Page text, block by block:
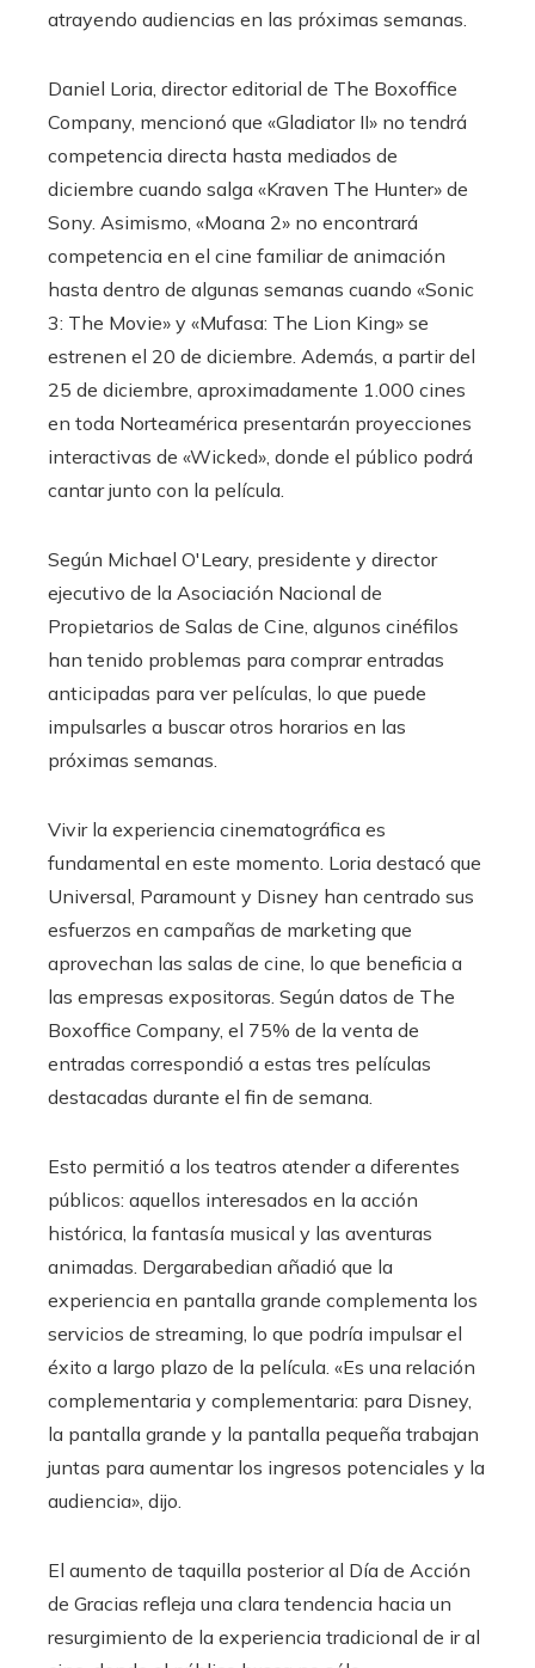
atrayendo audiencias en las próximas semanas.
Daniel Loria, director editorial de The Boxoffice
Company, mencionó que «Gladiator II» no tendrá
competencia directa hasta mediados de
diciembre cuando salga «Kraven The Hunter» de
Sony. Asimismo, «Moana 2» no encontrará
competencia en el cine familiar de animación
hasta dentro de algunas semanas cuando «Sonic
3: The Movie» y «Mufasa: The Lion King» se
estrenen el 20 de diciembre. Además, a partir del
25 de diciembre, aproximadamente 1.000 cines
en toda Norteamérica presentarán proyecciones
interactivas de «Wicked», donde el público podrá
cantar junto con la película.
Según Michael O'Leary, presidente y director
ejecutivo de la Asociación Nacional de
Propietarios de Salas de Cine, algunos cinéfilos
han tenido problemas para comprar entradas
anticipadas para ver películas, lo que puede
impulsarles a buscar otros horarios en las
próximas semanas.
Vivir la experiencia cinematográfica es
fundamental en este momento. Loria destacó que
Universal, Paramount y Disney han centrado sus
esfuerzos en campañas de marketing que
aprovechan las salas de cine, lo que beneficia a
las empresas expositoras. Según datos de The
Boxoffice Company, el 75% de la venta de
entradas correspondió a estas tres películas
destacadas durante el fin de semana.
Esto permitió a los teatros atender a diferentes
públicos: aquellos interesados ​​en la acción
histórica, la fantasía musical y las aventuras
animadas. Dergarabedian añadió que la
experiencia en pantalla grande complementa los
servicios de streaming, lo que podría impulsar el
éxito a largo plazo de la película. «Es una relación
complementaria y complementaria: para Disney,
la pantalla grande y la pantalla pequeña trabajan
juntas para aumentar los ingresos potenciales y la
audiencia», dijo.
El aumento de taquilla posterior al Día de Acción
de Gracias refleja una clara tendencia hacia un
resurgimiento de la experiencia tradicional de ir al